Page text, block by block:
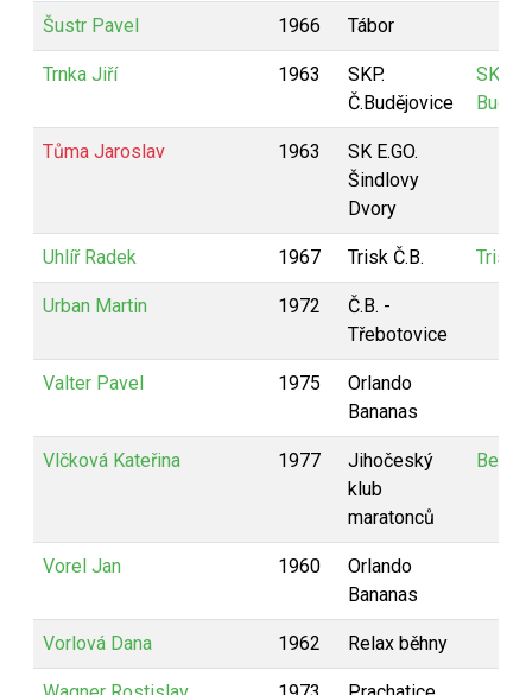
Šustr Pavel 1966 Tábor
Trnka Jiří 1963
SKP.
Č.Budějovice
SKP -
Tůma Jaroslav 1963
SK E.GO.
Šindlovy
Dvory
Uhlíř Radek 1967 Trisk Č.B. Trisk
Urban Martin 1972
Č.B. -
Třebotovice
Valter Pavel 1975
Orlando
Bananas
Vlčková Kateřina 1977
Jihočeský
klub
maratonců
Vorel Jan 1960
Orlando
Bananas
Vorlová Dana 1962 Relax běhny